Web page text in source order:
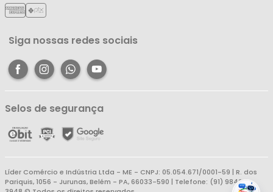
Central de Atendimento
Siga nossas redes sociais
Selos de segurança
Líder Comércio e Indústria Ltda - ME - CNPJ: 05.054.671/0001-59 | R. dos
Pariquis, 1056 - Jurunas, Belém - PA, 66033-590 | Telefone: (91) 98403-